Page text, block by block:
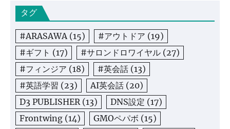
タグ
#ARASAWA(15) #アウトドア (19)
#ギフト (17) #サロンドロワイヤル (27)
#フィンジア (18) #英会話 (13)
#英語学習 (23) AI英会話 (20)
D3 PUBLISHER(13) DNS設定 (17)
Frontwing (14) GMOペパボ (15)